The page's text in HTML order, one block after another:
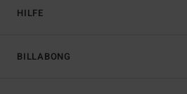
HILFE
BILLABONG